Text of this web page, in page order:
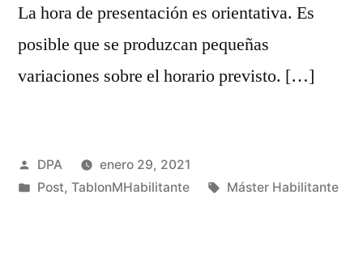
La hora de presentación es orientativa. Es
posible que se produzcan pequeñas
variaciones sobre el horario previsto. […]
Publicado
por
DPA
enero 29, 2021
Publicado
Post, TablonMHabilitante Etiquetas:
Máster Habilitante